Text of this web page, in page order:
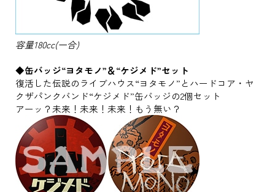
容量180cc(一合)
◆缶バッジ“ヨタモノ”＆“ケジメド”セット
復活した伝説のライブハウス“ヨタモノ”とハードコア・ヤ
クザパンクバンド“ケジメド”缶バッジの2個セット
アーッ？未来！未来！未来！もう無い？